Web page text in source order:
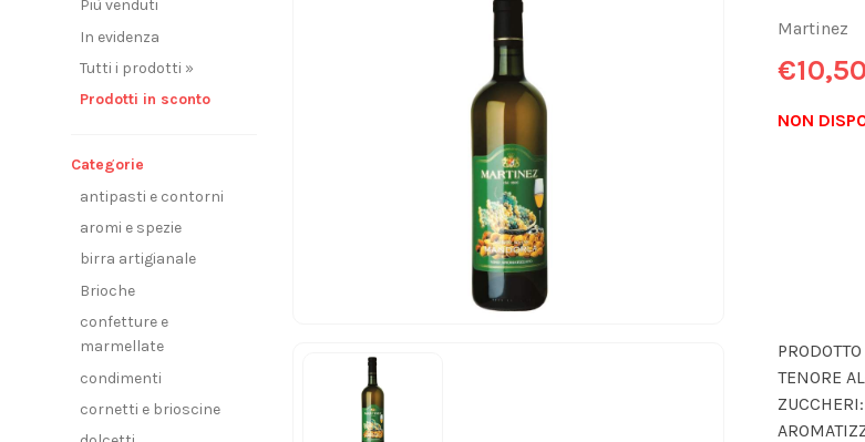
Più venduti
In evidenza
Tutti i prodotti »
Prodotti in sconto
Categorie
antipasti e contorni
aromi e spezie
birra artigianale
Brioche
confetture e
marmellate
condimenti
cornetti e brioscine
Martinez
€10,50
NON
TENORE